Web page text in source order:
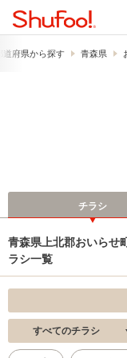
道府県から探す 青森県
チラシ
青森県上北郡おいらせ
ラシ一覧
すべてのチラシ